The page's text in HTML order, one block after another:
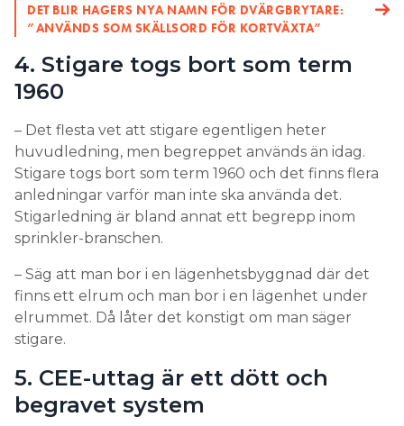
DET BLIR HAGERS NYA NAMN FÖR DVÄRGBRYTARE:
”ANVÄNDS SOM SKÄLLSORD FÖR KORTVÄXTA”
4. Stigare togs bort som term
1960
– Det flesta vet att stigare egentligen heter
huvudledning, men begreppet används än idag.
Stigare togs bort som term 1960 och det finns flera
anledningar varför man inte ska använda det.
Stigarledning är bland annat ett begrepp inom
sprinkler-branschen.
– Säg att man bor i en lägenhetsbyggnad där det
finns ett elrum och man bor i en lägenhet under
elrummet. Då låter det konstigt om man säger
stigare.
5. CEE-uttag är ett dött och
begravet system